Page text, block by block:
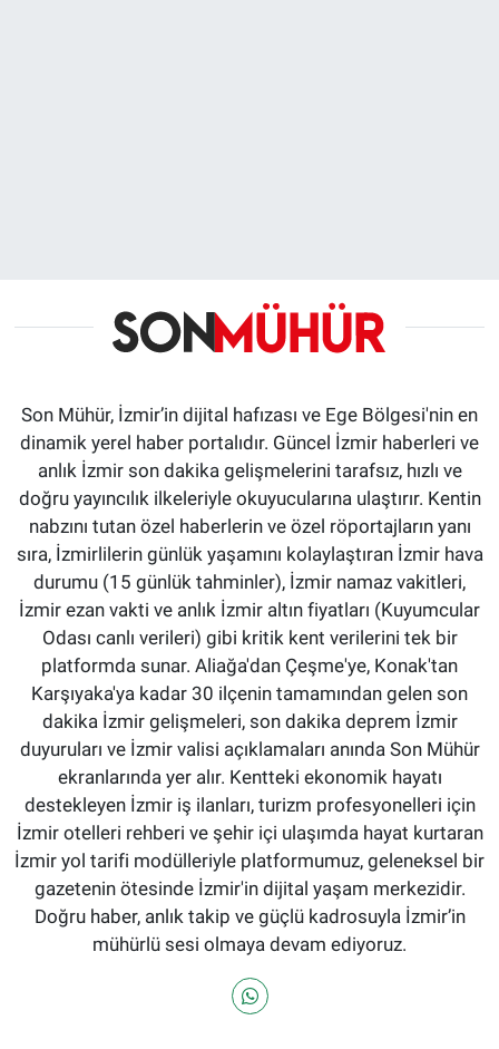
Son Mühür, İzmir’in dijital hafızası ve Ege Bölgesi'nin en
dinamik yerel haber portalıdır. Güncel İzmir haberleri ve
anlık İzmir son dakika gelişmelerini tarafsız, hızlı ve
doğru yayıncılık ilkeleriyle okuyucularına ulaştırır. Kentin
nabzını tutan özel haberlerin ve özel röportajların yanı
sıra, İzmirlilerin günlük yaşamını kolaylaştıran İzmir hava
durumu (15 günlük tahminler), İzmir namaz vakitleri,
İzmir ezan vakti ve anlık İzmir altın fiyatları (Kuyumcular
Odası canlı verileri) gibi kritik kent verilerini tek bir
platformda sunar. Aliağa'dan Çeşme'ye, Konak'tan
Karşıyaka'ya kadar 30 ilçenin tamamından gelen son
dakika İzmir gelişmeleri, son dakika deprem İzmir
duyuruları ve İzmir valisi açıklamaları anında Son Mühür
ekranlarında yer alır. Kentteki ekonomik hayatı
destekleyen İzmir iş ilanları, turizm profesyonelleri için
İzmir otelleri rehberi ve şehir içi ulaşımda hayat kurtaran
İzmir yol tarifi modülleriyle platformumuz, geleneksel bir
gazetenin ötesinde İzmir'in dijital yaşam merkezidir.
Doğru haber, anlık takip ve güçlü kadrosuyla İzmir’in
mühürlü sesi olmaya devam ediyoruz.